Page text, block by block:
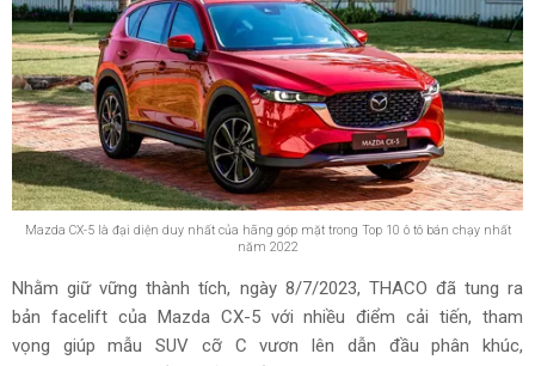
Mazda CX-5 là đại diện duy nhất của hãng góp mặt trong Top 10 ô tô bán chạy nhất
năm 2022
Nhằm giữ vững thành tích, ngày 8/7/2023, THACO đã tung ra
bản facelift của Mazda CX-5 với nhiều điểm cải tiến, tham
vọng giúp mẫu SUV cỡ C vươn lên dẫn đầu phân khúc,